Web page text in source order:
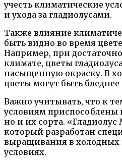
учесть климатические
и ухода за гладиолусами.
Также влияние
быть видно во время
Например, при
климате, цветы
насыщенную окраску. В
цветы могут быть
Важно учитывать, что к
условиям приспособлены
но и их сорта.
который разработан
выращивания в холодных
условиях.